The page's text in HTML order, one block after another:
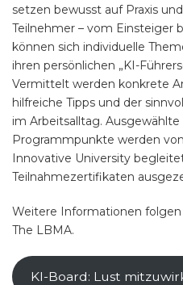
setzen bewusst auf Praxis
Teilnehmer – vom Einsteiger
können sich individuelle
ihren persönlichen „KI-
Vermittelt werden konkrete
hilfreiche Tipps und der
im Arbeitsalltag.
Programmpunkte werden
Innovative University
Teilnahmezertifikaten
Weitere Informationen folgen
The LBMA.
KI-Board: Lust